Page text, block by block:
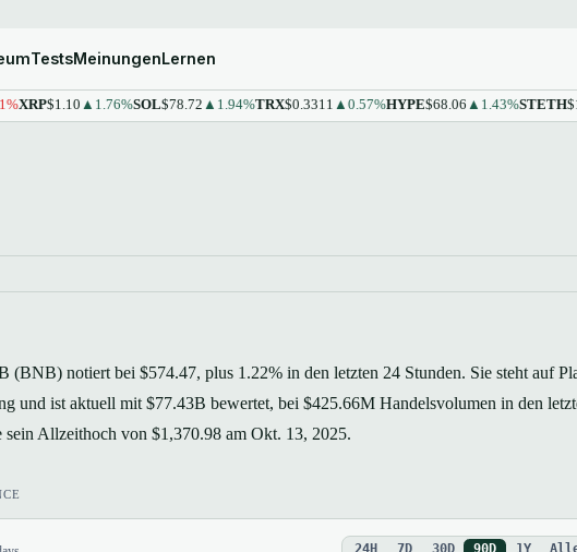
TestsMeinungenLernen
$1.10▲1.76% SOL$78.72▲1.94% TRX$0.3311▲0.57% HYPE$68.06▲1.43% STETH
(BNB) notiert bei $574.47, plus 1.22% in den letzten 24 Stunden. Sie steht auf
und ist aktuell mit $77.43B bewertet, bei $425.66M Handelsvolumen in den
Allzeithoch von $1,370.98 am Okt. 13, 2025.